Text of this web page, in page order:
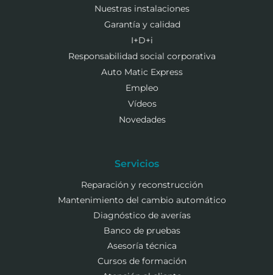
Nuestras instalaciones
Garantía y calidad
I+D+i
Responsabilidad social corporativa
Auto Matic Express
Empleo
Vídeos
Novedades
Servicios
Reparación y reconstrucción
Mantenimiento del cambio automático
Diagnóstico de averías
Banco de pruebas
Asesoría técnica
Cursos de formación